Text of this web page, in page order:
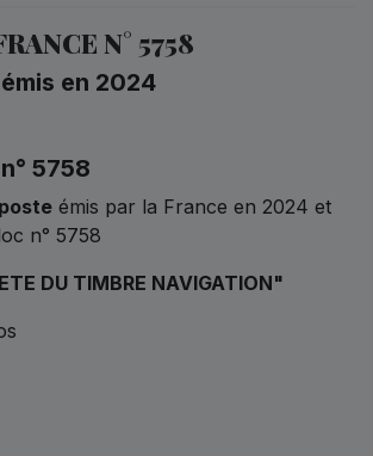
N° 5758
en 2024
5758
émis par la France en 2024 et
n° 5758
DU TIMBRE NAVIGATION"